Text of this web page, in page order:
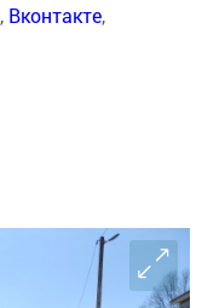
, Вконтакте,